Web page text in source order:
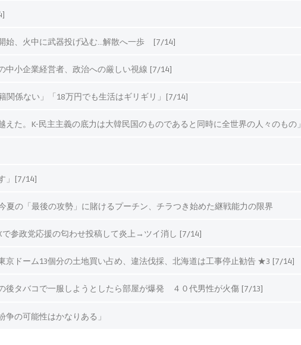
始、火中に武器投げ込む…解散へ一歩 [7/14]
小企業経営者、政治への厳しい視線 [7/14]
関係ない」「18万円でも生活はギリギリ」[7/14]
えた。K-民主主義の底力は大韓民国のものであると同時に全世界の人々のもの」
」[7/14]
夏の「最後の攻勢」に賭けるプーチン、チラつき始めた継戦能力の限界
で参政党応援の匂わせ投稿して炎上→ツイ消し [7/14]
京ドーム13個分の土地買い占め、違法伐採、北海道は工事停止勧告 ★3 [7/14]
後タバコで一服しようとしたら部屋が爆発 ４０代男性が火傷 [7/13]
争の可能性はかなりある」